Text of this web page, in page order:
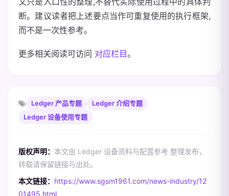
断。建议读者把上述要点当作可重复使用的执行框架,
而不是一次性参考。
更多相关阅读可访问 对应栏目。
Ledger 产品专题
Ledger 介绍专题
Ledger 设备使用专题
版权声明： 本文由 Ledger 设备资料与配置参考 整理发布，
转载请保留链接与出处。
本文链接： https://www.sgsm1961.com/news-industry/12
01495.html